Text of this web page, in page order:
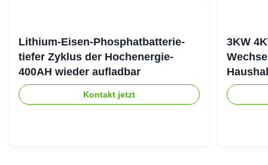
Lithium-Eisen-Phosphatbatterie-
tiefer Zyklus der Hochenergie-
400AH wieder aufladbar
Kontakt jetzt
3KW